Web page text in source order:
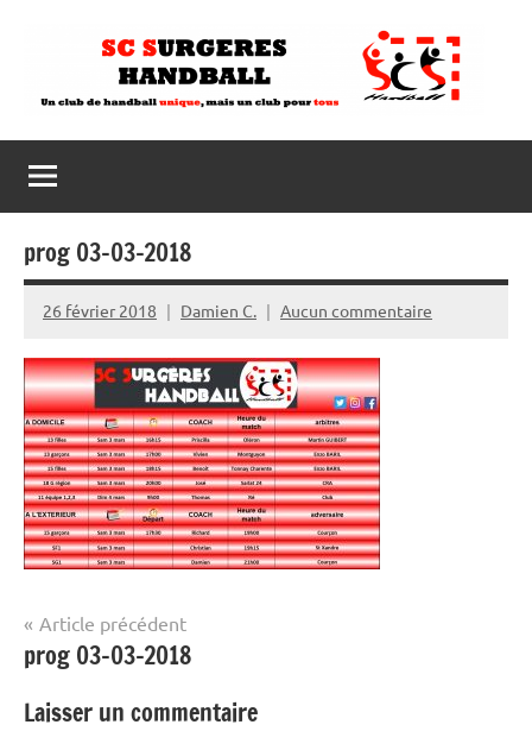
prog 03-03-2018
26 février 2018 Damien C. Aucun commentaire
Navigation
de
l’article
Article précédent
prog 03-03-2018
Laisser un commentaire